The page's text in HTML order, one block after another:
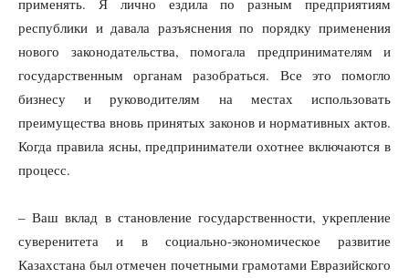
применять. Я лично ездила по разным предприятиям
республики и давала разъяснения по порядку применения
нового законодательства, помогала предпринимателям и
государственным органам разобраться. Все это помогло
бизнесу и руководителям на местах использовать
преимущества вновь принятых законов и нормативных актов.
Когда правила ясны, предприниматели охотнее включаются в
процесс.
– Ваш вклад в становление государственности, укрепление
суверенитета и в социально-экономическое развитие
Казахстана был отмечен почетными грамотами Евразийского